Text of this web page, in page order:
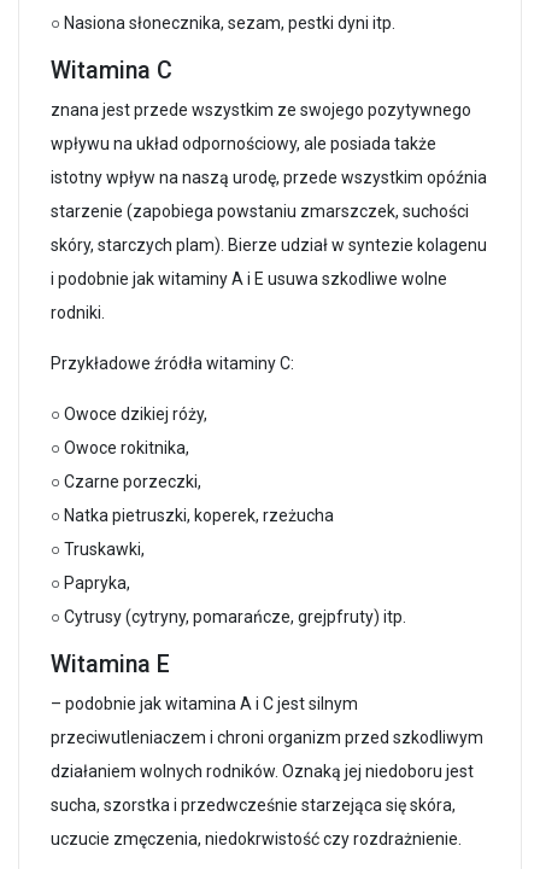
○ Nasiona słonecznika, sezam, pestki dyni itp.
Witamina C
znana jest przede wszystkim ze swojego pozytywnego
wpływu na układ odpornościowy, ale posiada także
istotny wpływ na naszą urodę, przede wszystkim opóźnia
starzenie (zapobiega powstaniu zmarszczek, suchości
skóry, starczych plam). Bierze udział w syntezie kolagenu
i podobnie jak witaminy A i E usuwa szkodliwe wolne
rodniki.
Przykładowe źródła witaminy C:
○ Owoce dzikiej róży,
○ Owoce rokitnika,
○ Czarne porzeczki,
○ Natka pietruszki, koperek, rzeżucha
○ Truskawki,
○ Papryka,
○ Cytrusy (cytryny, pomarańcze, grejpfruty) itp.
Witamina E
– podobnie jak witamina A i C jest silnym
przeciwutleniaczem i chroni organizm przed szkodliwym
działaniem wolnych rodników. Oznaką jej niedoboru jest
sucha, szorstka i przedwcześnie starzejąca się skóra,
uczucie zmęczenia, niedokrwistość czy rozdrażnienie.